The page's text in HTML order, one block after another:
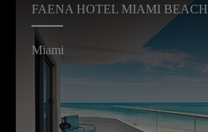
FAENA HOTEL MIAMI BEACH
Miami